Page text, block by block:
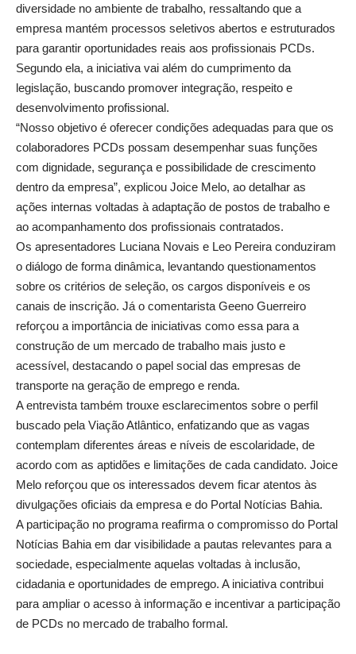
diversidade no ambiente de trabalho, ressaltando que a
empresa mantém processos seletivos abertos e estruturados
para garantir oportunidades reais aos profissionais PCDs.
Segundo ela, a iniciativa vai além do cumprimento da
legislação, buscando promover integração, respeito e
desenvolvimento profissional.
“Nosso objetivo é oferecer condições adequadas para que os
colaboradores PCDs possam desempenhar suas funções
com dignidade, segurança e possibilidade de crescimento
dentro da empresa”, explicou Joice Melo, ao detalhar as
ações internas voltadas à adaptação de postos de trabalho e
ao acompanhamento dos profissionais contratados.
Os apresentadores Luciana Novais e Leo Pereira conduziram
o diálogo de forma dinâmica, levantando questionamentos
sobre os critérios de seleção, os cargos disponíveis e os
canais de inscrição. Já o comentarista Geeno Guerreiro
reforçou a importância de iniciativas como essa para a
construção de um mercado de trabalho mais justo e
acessível, destacando o papel social das empresas de
transporte na geração de emprego e renda.
A entrevista também trouxe esclarecimentos sobre o perfil
buscado pela Viação Atlântico, enfatizando que as vagas
contemplam diferentes áreas e níveis de escolaridade, de
acordo com as aptidões e limitações de cada candidato. Joice
Melo reforçou que os interessados devem ficar atentos às
divulgações oficiais da empresa e do Portal Notícias Bahia.
A participação no programa reafirma o compromisso do Portal
Notícias Bahia em dar visibilidade a pautas relevantes para a
sociedade, especialmente aquelas voltadas à inclusão,
cidadania e oportunidades de emprego. A iniciativa contribui
para ampliar o acesso à informação e incentivar a participação
de PCDs no mercado de trabalho formal.